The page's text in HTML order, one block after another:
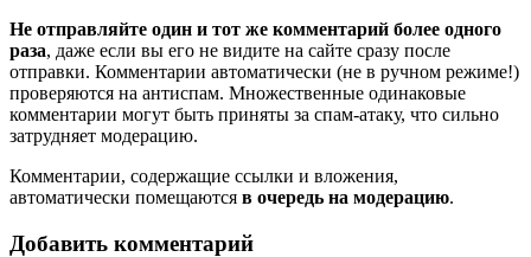
Не отправляйте один и тот же комментарий более одного
раза, даже если вы его не видите на сайте сразу после
отправки. Комментарии автоматически (не в ручном режиме!)
проверяются на антиспам. Множественные одинаковые
комментарии могут быть приняты за спам-атаку, что сильно
затрудняет модерацию.
Комментарии, содержащие ссылки и вложения,
автоматически помещаются в очередь на модерацию.
Добавить комментарий